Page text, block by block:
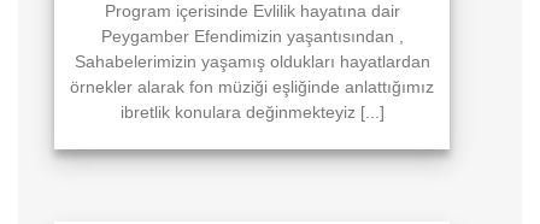
Program içerisinde Evlilik hayatına dair
Peygamber Efendimizin yaşantısından ,
Sahabelerimizin yaşamış oldukları hayatlardan
örnekler alarak fon müziği eşliğinde anlattığımız
ibretlik konulara değinmekteyiz [...]